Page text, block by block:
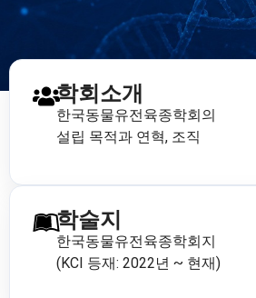
학회소개
한국동물유전육종학회의
설립 목적과 연혁, 조직
학술지
한국동물유전육종학회지
(KCI 등재: 2022년 ~ 현재)